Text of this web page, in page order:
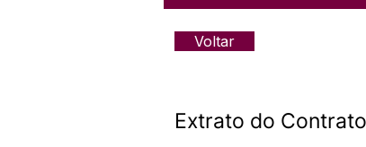
Voltar
Extrato do